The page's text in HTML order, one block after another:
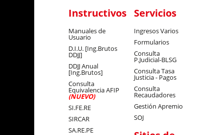
Instructivos
Manuales de
Usuario
D.I.U. [Ing.Brutos
DDJJ]
DDJJ Anual
[Ing.Brutos]
Consulta
Equivalencia AFIP
(NUEVO)
SI.FE.RE
SIRCAR
SA.RE.PE
Servicios
Ingresos Varios
Formularios
Consulta
P.Judicial-BLSG
Consulta Tasa
Justicia - Pagos
Consulta
Recaudadores
Gestión Apremio
SOJ